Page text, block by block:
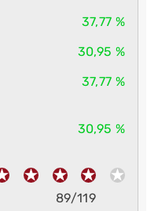
37,77 %
30,95 %
37,77 %
30,95 %
89/119